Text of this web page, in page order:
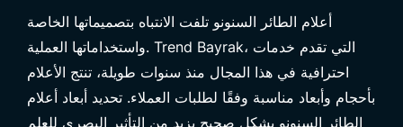
أعلام الطائر السنونو تلفت الانتباه بتصميماتها الخاصة
واستخداماتها العملية. Trend Bayrak، التي تقدم خدمات
احترافية في هذا المجال منذ سنوات طويلة، تنتج الأعلام
بأحجام وأبعاد مناسبة وفقًا لطلبات العملاء. تحديد أبعاد أعلام
الطائر السنونو بشكل صحيح يزيد من التأثير البصري للعلم